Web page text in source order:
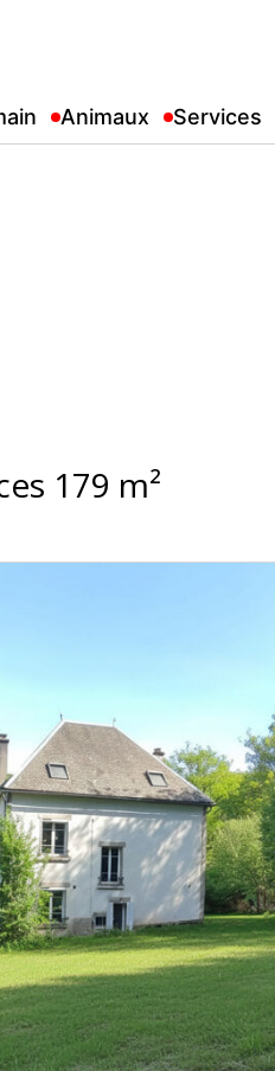
Animaux Services
179 m²